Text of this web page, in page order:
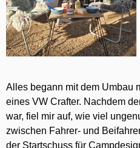
Alles begann mit dem Umbau
eines VW Crafter. Nachdem
war, fiel mir auf, wie viel
zwischen Fahrer- und
der Startschuss für